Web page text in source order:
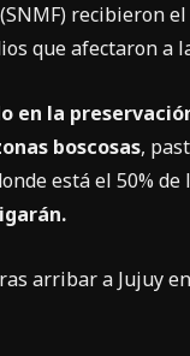
(SNMF) recibieron
que afectaron a
en la
boscosas,
está el 50%
arribar a Jujuy